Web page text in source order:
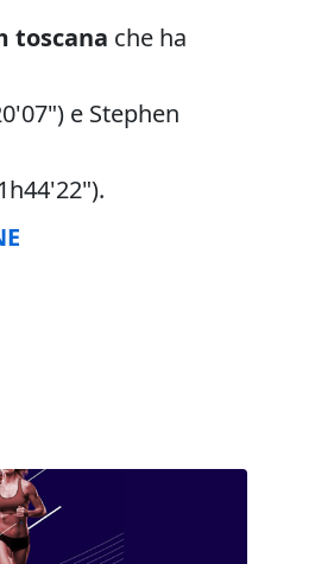
toscana che ha
e Stephen